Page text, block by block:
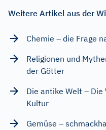
Weitere Artikel aus der
Chemie – die Frage
Religionen und
der Götter
Die antike Welt –
Kultur
Gemüse –